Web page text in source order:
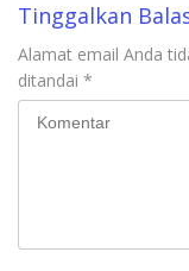
Tinggalkan
Alamat email Anda
ditandai *